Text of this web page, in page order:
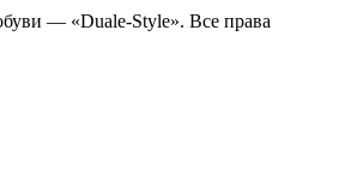
— «Duale-Style». Все права